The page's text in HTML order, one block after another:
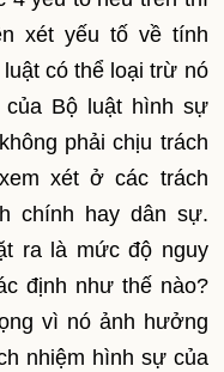
xét yếu tố về tính
có thể loại trừ nó
của Bộ luật hình sự
phải chịu trách
xét ở các trách
chính hay dân sự.
ra là mức độ nguy
định như thế nào?
vì nó ảnh hưởng
nhiệm hình sự của